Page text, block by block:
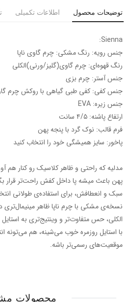
توضیحات محصول اطلاعات تکمیلی
Sienna:
جنس رویه: رنگ مشکی: چرم گاوی ناپا
رنگ قهوه‌ای: چرم گاوی(گلیز/ورنی)الکلی
جنس آستر: چرم بزی
جنس کفی: کفی طبی گیاهی با روکش چرم
جنس زیره: EVA
ارتفاع پاشنه: ۴/۵ سانت
فرم قالب: نوک گرد‌ با پنجه پهن
پاخور: سایز همیشگی خود را انتخاب کنید
مدلیه که راحتی و ظاهر کلاسیک رو کنار هم
سبک و انعطافش، برای استفاده‌ی طولانی
نسخه‌ی مشکی با چرم ناپا ظاهر مینیمال‌تری
الکلی، حس متفاوت‌تر و وینتیج‌تری به
با استایل روزمره خوب می‌شینه، هم می‌تونه
موقعیت‌های رسمی‌تر باشه.
محصولات